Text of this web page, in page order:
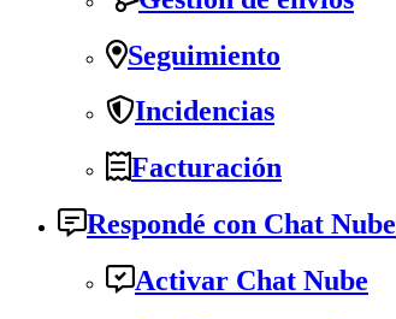
Seguimiento
Incidencias
Facturación
Respondé con Chat Nube
Activar Chat Nube